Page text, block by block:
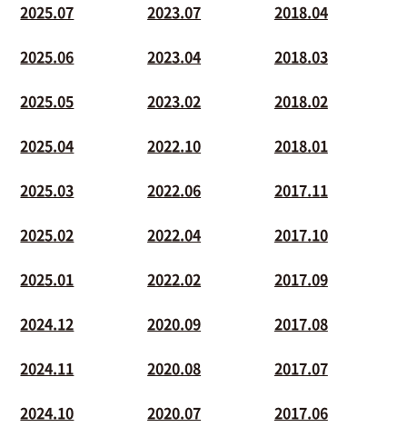
2025.07
2025.06
2025.05
2025.04
2025.03
2025.02
2025.01
2024.12
2024.11
2024.10
2023.07
2023.04
2023.02
2022.10
2022.06
2022.04
2022.02
2020.09
2020.08
2020.07
2018.04
2018.03
2018.02
2018.01
2017.11
2017.10
2017.09
2017.08
2017.07
2017.06